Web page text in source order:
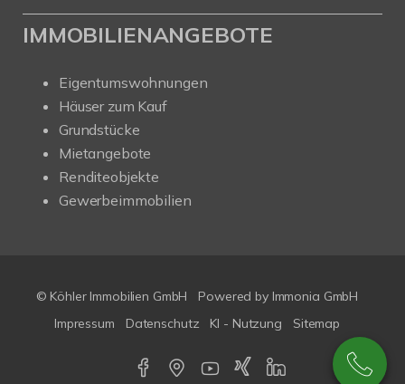
IMMOBILIENANGEBOTE
Eigentumswohnungen
Häuser zum Kauf
Grundstücke
Mietangebote
Renditeobjekte
Gewerbeimmobilien
© Köhler Immobilien GmbH Powered by Immonia GmbH
Impressum
Datenschutz KI - Nutzung Sitemap